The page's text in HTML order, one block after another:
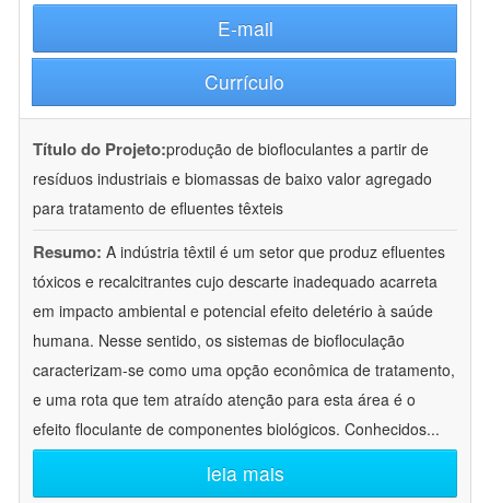
E-mail
Currículo
Título do Projeto:produção de biofloculantes a partir de
resíduos industriais e biomassas de baixo valor agregado
para tratamento de efluentes têxteis
Resumo: A indústria têxtil é um setor que produz efluentes
tóxicos e recalcitrantes cujo descarte inadequado acarreta
em impacto ambiental e potencial efeito deletério à saúde
humana. Nesse sentido, os sistemas de biofloculação
caracterizam-se como uma opção econômica de tratamento,
e uma rota que tem atraído atenção para esta área é o
efeito floculante de componentes biológicos. Conhecidos...
leia mais